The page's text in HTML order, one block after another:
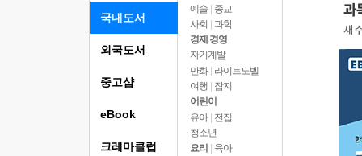
국내도서
예술 | 종교
사회 | 과학
경제 경영
자기계발
만화 | 라이트노벨
여행
잡지
어린이
유아 | 전집
청소년
요리
육아
외국도서
중고샵
eBook
크레마클럽